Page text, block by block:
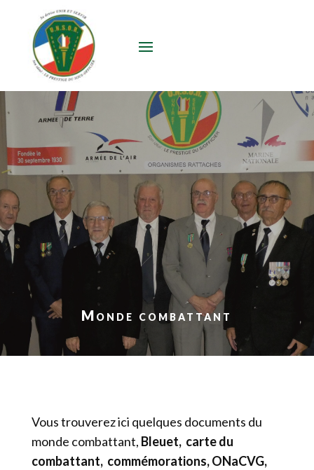
Monde combattant
Vous trouverez ici quelques documents du
monde combattant, Bleuet, carte du
combattant, commémorations, ONaCVG,